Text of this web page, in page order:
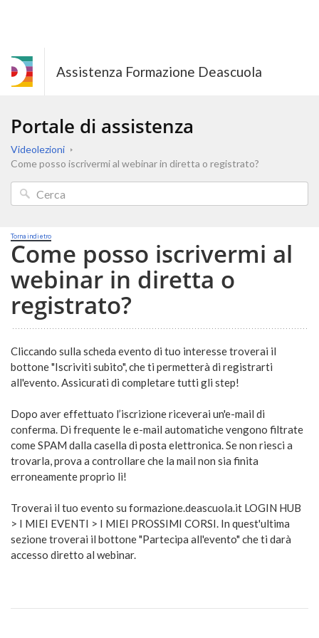
Assistenza Formazione Deascuola
Portale di assistenza
Videolezioni
Come posso iscrivermi al webinar in diretta o registrato?
Torna indietro
Come posso iscrivermi al
webinar in diretta o
registrato?
Cliccando sulla scheda evento di tuo interesse troverai il
bottone "Iscriviti subito", che ti permetterà di registrarti
all'evento. Assicurati di completare tutti gli step!
Dopo aver effettuato l’iscrizione riceverai un'e-mail di
conferma. Di frequente le e-mail automatiche vengono filtrate
come SPAM dalla casella di posta elettronica. Se non riesci a
trovarla, prova a controllare che la mail non sia finita
erroneamente proprio lì!
Troverai il tuo evento su formazione.deascuola.it LOGIN HUB
> I MIEI EVENTI > I MIEI PROSSIMI CORSI. In quest'ultima
sezione troverai il bottone "Partecipa all'evento" che ti darà
accesso diretto al webinar.